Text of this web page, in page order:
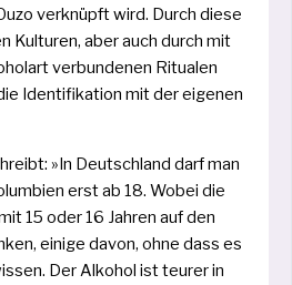
ver­knüpft wird. Durch die­se
Kulturen, aber auch durch mit
ver­bun­de­nen Ritualen
Identifikation mit der eige­nen
»In Deutschland darf man
erst ab 18. Wobei die
15 oder 16 Jahren auf den
eini­ge davon, ohne dass es
Der Alkohol ist teu­rer in